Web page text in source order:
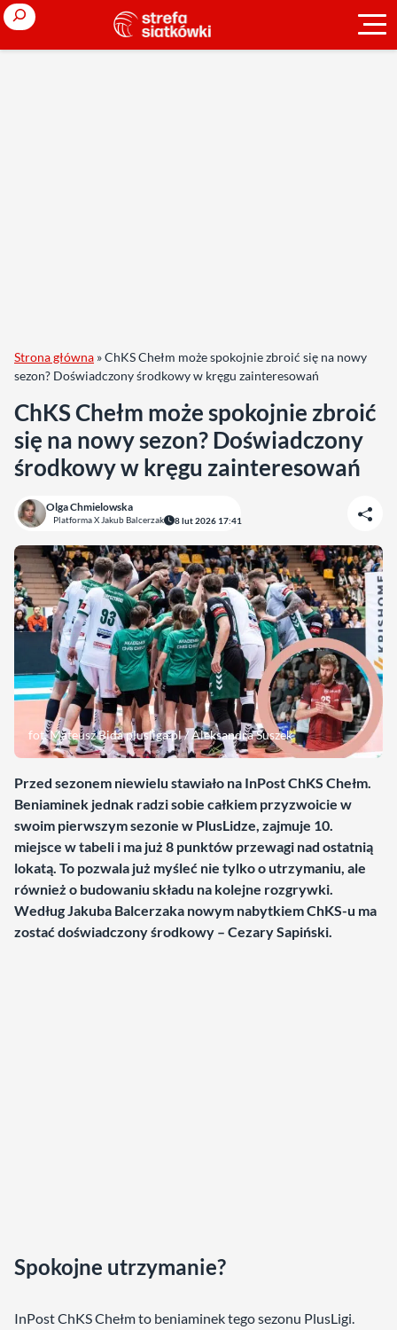
Search
Strona główna »ChKS Chełm może spokojnie zbroić się na nowy
sezon? Doświadczony środkowy w kręgu zainteresowań
ChKS Chełm może spokojnie zbroić
się na nowy sezon? Doświadczony
środkowy w kręgu zainteresowań
Olga Chmielowska
Platforma X Jakub Balcerzak 8 lut 2026 17:41
fot. Mateusz Bida plusliga.pl / Aleksandra Suszek
Przed sezonem niewielu stawiało na InPost ChKS Chełm.
Beniaminek jednak radzi sobie całkiem przyzwoicie w
swoim pierwszym sezonie w PlusLidze, zajmuje 10.
miejsce w tabeli i ma już 8 punktów przewagi nad ostatnią
lokatą. To pozwala już myśleć nie tylko o utrzymaniu, ale
również o budowaniu składu na kolejne rozgrywki.
Według Jakuba Balcerzaka nowym nabytkiem ChKS-u ma
zostać doświadczony środkowy – Cezary Sapiński.
Spokojne utrzymanie?
InPost ChKS Chełm to beniaminek tego sezonu PlusLigi.